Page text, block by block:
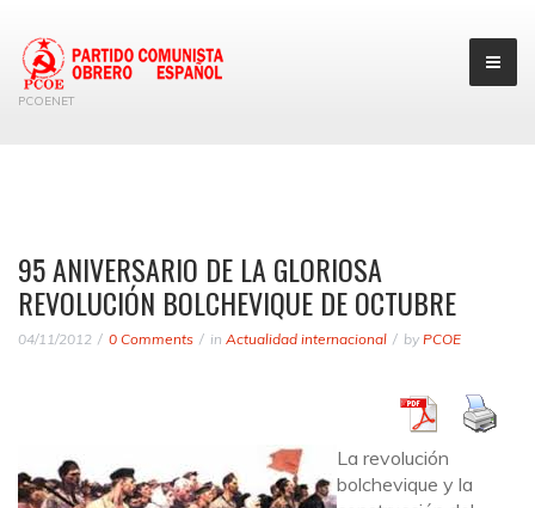
PCOENET
95 ANIVERSARIO DE LA GLORIOSA
REVOLUCIÓN BOLCHEVIQUE DE OCTUBRE
04/11/2012 0 Comments in Actualidad internacional by PCOE
La revolución
bolchevique y la